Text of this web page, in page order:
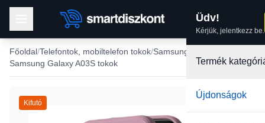
Üdv!
Kérjük, jelentkezz be.
Termék
Újdonságok
Főoldal Telefontok, mobiltelefon tokok Samsung tokok
Samsung Galaxy A03S tokok
Kifutó